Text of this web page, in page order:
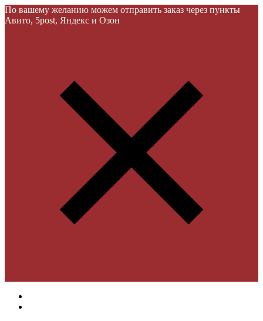
По вашему желанию можем отправить заказ через пункты
Авито, 5post, Яндекс и Озон